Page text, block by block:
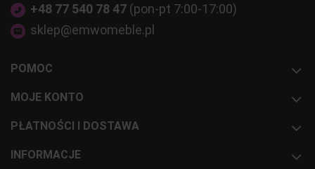
+48 77 540 78 47 (pon-pt 7:00-17:00)
sklep@emwomeble.pl
POMOC
MOJE KONTO
PŁATNOŚCI I DOSTAWA
INFORMACJE